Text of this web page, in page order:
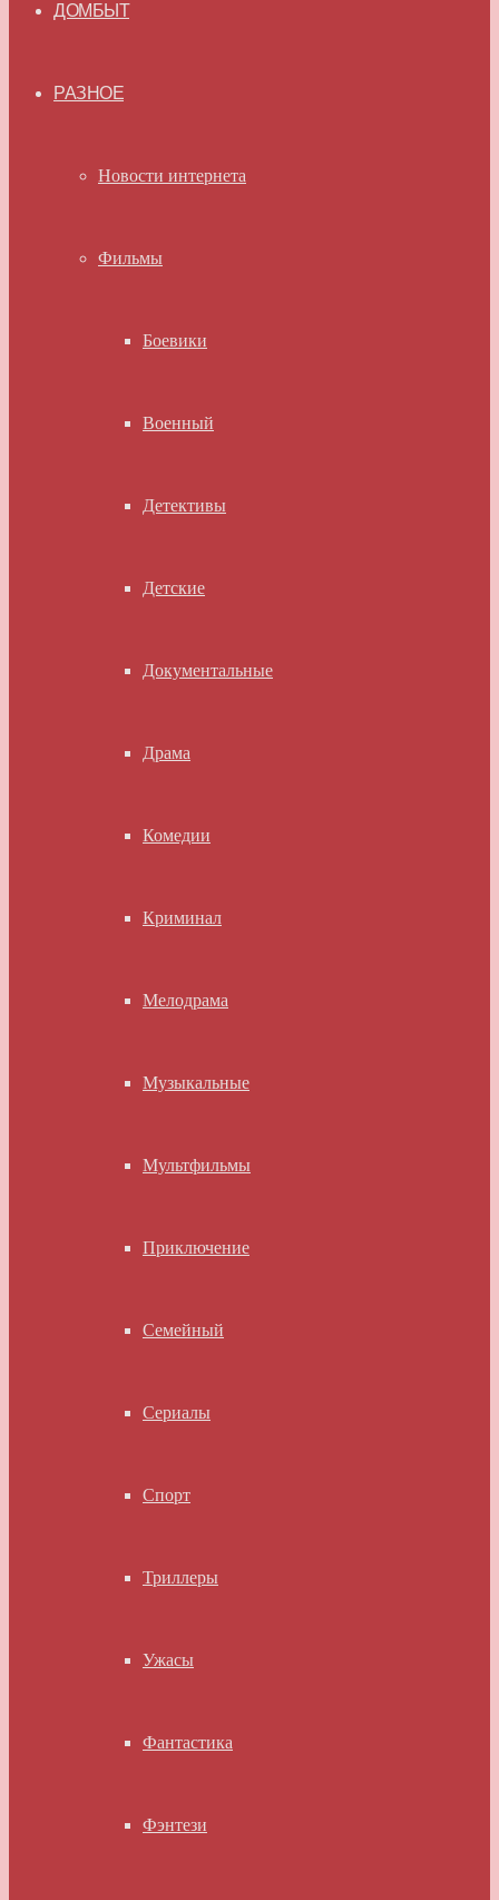
ДОМБЫТ
РАЗНОЕ
Новости интернета
Фильмы
Боевики
Военный
Детективы
Детские
Документальные
Драма
Комедии
Криминал
Мелодрама
Музыкальные
Мультфильмы
Приключение
Семейный
Сериалы
Спорт
Триллеры
Ужасы
Фантастика
Фэнтези